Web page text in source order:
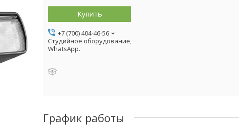
Купить
+7 (700) 404-46-56
Студийное оборудование,
WhatsApp.
График работы